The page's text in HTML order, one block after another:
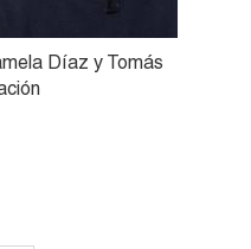
Díaz y Tomás